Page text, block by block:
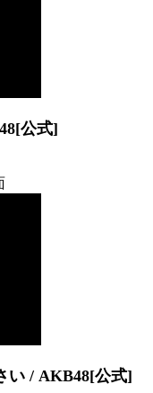
公式]
い / AKB48[公式]